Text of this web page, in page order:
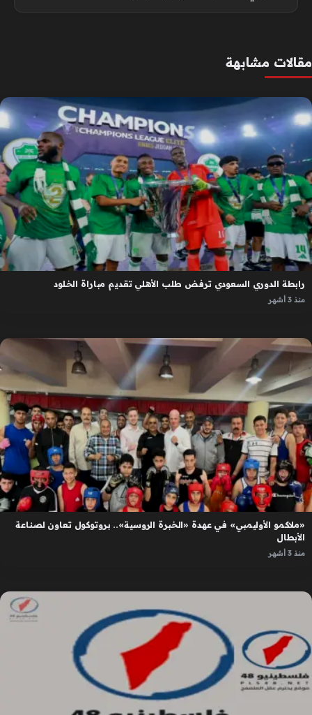
مقالات مشابهة
رابطة الدوري السعودي ترفض طلب الأهلي تقديم مباراة الخلود
منذ 3 أشهر
«ملاكمو الأوليمبي» في عهدة «الخبرة الروسية».. بروتوكول تعاون لصناعة
الأبطال
منذ 3 أشهر